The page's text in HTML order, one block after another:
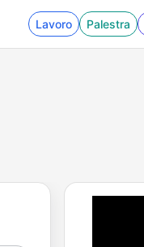
Lavoro Palestra